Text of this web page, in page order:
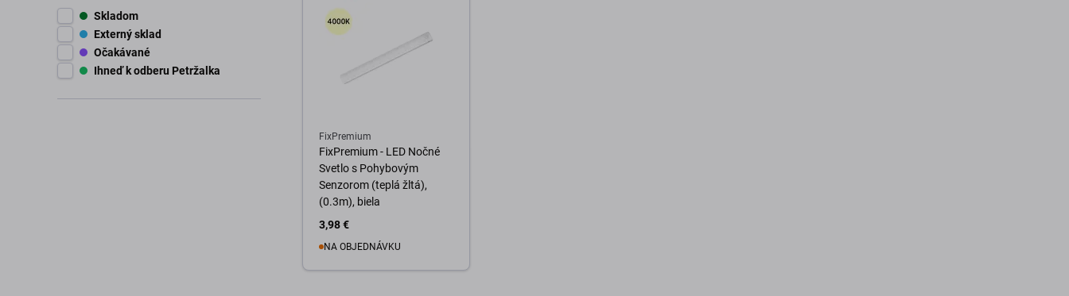
Skladom
Externý sklad
Očakávané
Ihneď k odberu Petržalka
FixPremium
FixPremium - LED Nočné
Svetlo s Pohybovým
Senzorom (teplá žltá),
(0.3m), biela
3,98 €
NA OBJEDNÁVKU